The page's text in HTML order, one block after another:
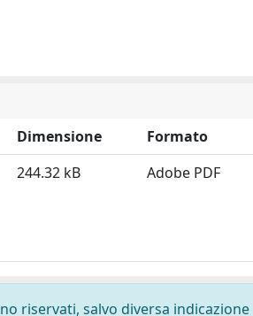
Dimensione
Formato
244.32 kB Adobe PDF
riservati, salvo diversa indicazione